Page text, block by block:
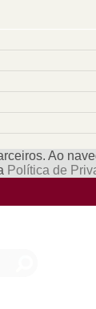
Ao
Política de